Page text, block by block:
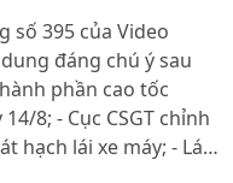
số 395 của Video
đáng chú ý sau
phần cao tốc
8; - Cục CSGT chỉnh
hạch lái xe máy; - Lái